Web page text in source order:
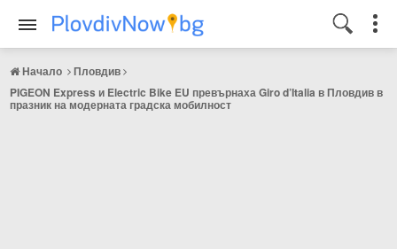
Начало
Пловдив
PIGEON Express и Electric Bike EU превърнаха Giro d’Italia в Пловдив в
празник на модерната градска мобилност